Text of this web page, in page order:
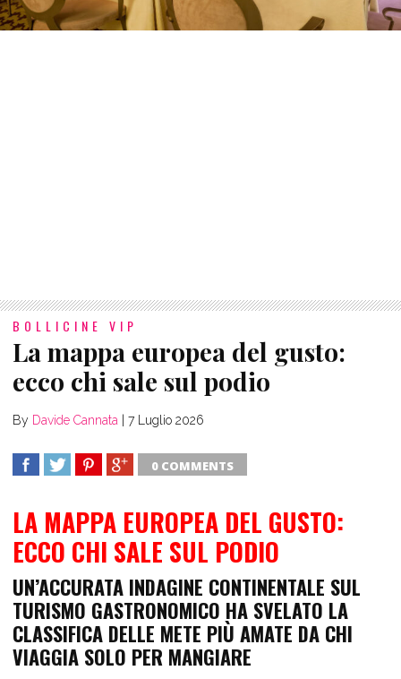
BOLLICINE VIP
La mappa europea del gusto:
ecco chi sale sul podio
By Davide Cannata 7 Luglio 2026
0 COMMENTS
LA MAPPA EUROPEA DEL GUSTO:
ECCO CHI SALE SUL PODIO
UN’ACCURATA INDAGINE CONTINENTALE SUL
TURISMO GASTRONOMICO HA SVELATO LA
CLASSIFICA DELLE METE PIÙ AMATE DA CHI
VIAGGIA SOLO PER MANGIARE